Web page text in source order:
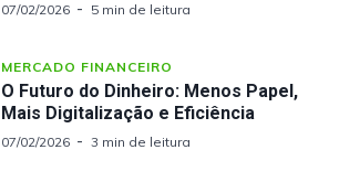
07/02/2026 5 min de leitura
MERCADO FINANCEIRO
O Futuro do Dinheiro: Menos Papel,
Mais Digitalização e Eficiência
07/02/2026 3 min de leitura